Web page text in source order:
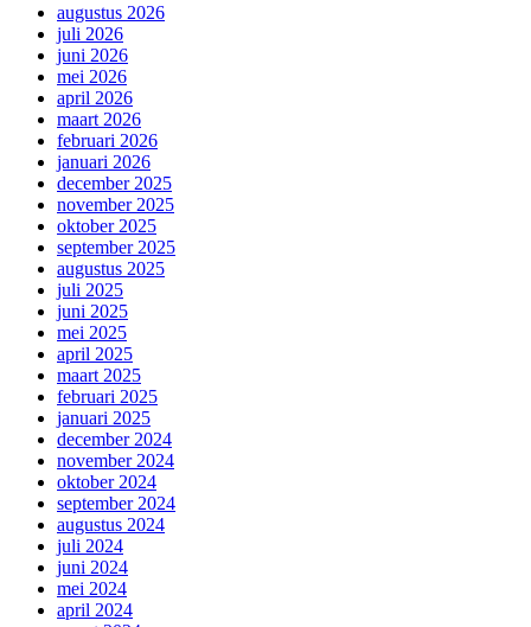
augustus 2026
juli 2026
juni 2026
mei 2026
april 2026
maart 2026
februari 2026
januari 2026
december 2025
november 2025
oktober 2025
september 2025
augustus 2025
juli 2025
juni 2025
mei 2025
april 2025
maart 2025
februari 2025
januari 2025
december 2024
november 2024
oktober 2024
september 2024
augustus 2024
juli 2024
juni 2024
mei 2024
april 2024